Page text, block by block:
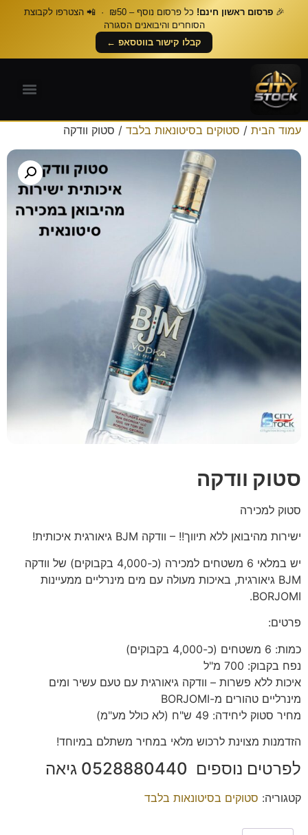
🎉פרסום ראשון חינם!
כל פרסום נוסף – ₪50 · 📲 הצטרפו לקבוצת
הסוחרים והיבואנים הסגורה
קבלו קישור בווטסאפ ←
עמוד הבית / סטוקים בסיטונאות בלבד / סטוק וודקה
סטוק וודקה
סטוק למכירה
ישירות מהיבואן ללא תיווך!! – וודקה BJM גיאורגית איכותית!
יש במלאי 6 משטחים למכירה (כ-4,000 בקבוקים) של וודקה
BJM גיאורגית, באיכות מעולה עם מים מינרליים ממעיינות
BORJOMI.
פרטים:
כמות: 6 משטחים (כ-4,000 בקבוקים)
נפח בקבוק: 700 מ"ל
איכות ללא פשרות – וודקה גיאורגית עם טעם עשיר ומים
מינרליים טהורים מ-BORJOMI
מחיר סטוק ליחידה: 49 ש"ח (לא כולל מע"מ)
הזדמנות מצוינת לרכוש מלאי במחיר משתלם במיוחד!
לפרטים נוספים 0528880440 גיאה
קטגוריה: סטוקים בסיטונאות בלבד